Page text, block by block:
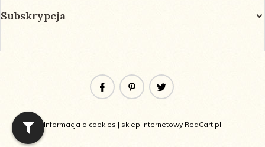
Subskrypcja
Informacja o cookies | sklep internetowy RedCart.pl